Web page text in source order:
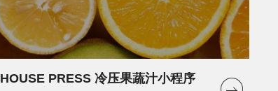
HOUSE PRESS 冷压果蔬汁小程序